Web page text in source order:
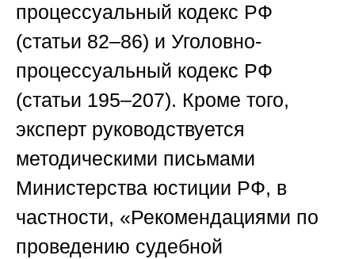
процессуальный кодекс РФ
(статьи 82–86) и Уголовно-
процессуальный кодекс РФ
(статьи 195–207). Кроме того,
эксперт руководствуется
методическими письмами
Министерства юстиции РФ, в
частности, «Рекомендациями по
проведению судебной